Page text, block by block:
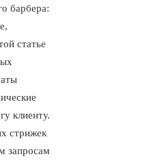
барбера:
статье
клиенту.
стрижек
запросам